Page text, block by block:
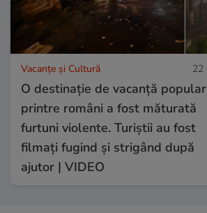
Vacanțe și Cultură 22
O destinație de vacanță
printre români a fost măturată
furtuni violente. Turiștii au fost
filmați fugind și strigând după
ajutor | VIDEO